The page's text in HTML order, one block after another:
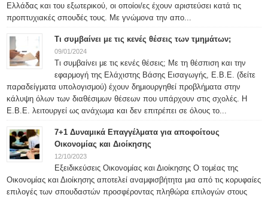
Ελλάδας και του εξωτερικού, οι οποίοι/ες έχουν αριστεύσει κατά τις
προπτυχιακές σπουδές τους. Με γνώμονα την απο...
Τι συμβαίνει με τις κενές θέσεις των τμημάτων;
09/01/2024
Τι συμβαίνει με τις κενές θέσεις; Με τη θέσπιση και την
εφαρμογή της Ελάχιστης Βάσης Εισαγωγής, Ε.Β.Ε. (δείτε
παραδείγματα υπολογισμού) έχουν δημιουργηθεί προβλήματα στην
κάλυψη όλων των διαθέσιμων θέσεων που υπάρχουν στις σχολές. Η
Ε.Β.Ε. λειτουργεί ως ανάχωμα και δεν επιτρέπει σε όλους το...
7+1 Δυναμικά Επαγγέλματα για αποφοίτους
Οικονομίας και Διοίκησης
12/10/2023
Εξειδικεύσεις Οικονομίας και Διοίκησης Ο τομέας της
Οικονομίας και Διοίκησης αποτελεί αναμφισβήτητα μια από τις κορυφαίες
επιλογές των σπουδαστών προσφέροντας πληθώρα επιλογών στους